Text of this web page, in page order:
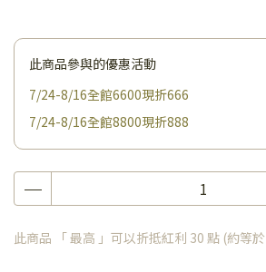
此商品參與的優惠活動
7/24-8/16全館6600現折666
7/24-8/16全館8800現折888
此商品 「 最高 」可以折抵紅利 30 點 (約等於